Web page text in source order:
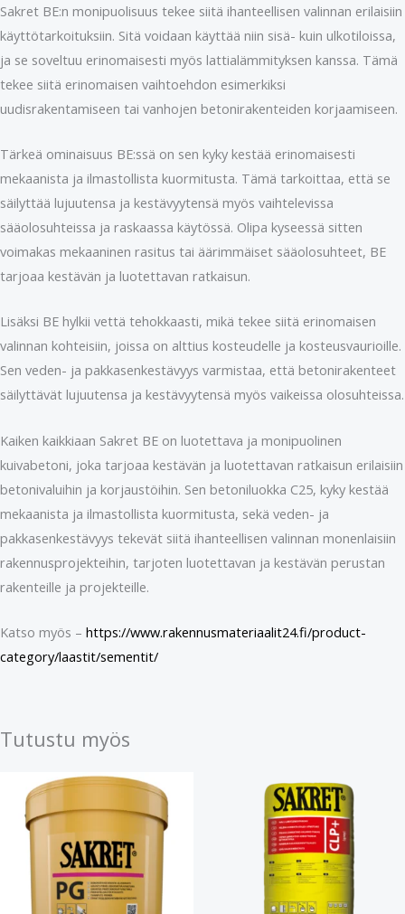
Sakret BE:n monipuolisuus tekee siitä ihanteellisen valinnan erilaisiin
käyttötarkoituksiin. Sitä voidaan käyttää niin sisä- kuin ulkotiloissa,
ja se soveltuu erinomaisesti myös lattialämmityksen kanssa. Tämä
tekee siitä erinomaisen vaihtoehdon esimerkiksi
uudisrakentamiseen tai vanhojen betonirakenteiden korjaamiseen.
Tärkeä ominaisuus BE:ssä on sen kyky kestää erinomaisesti
mekaanista ja ilmastollista kuormitusta. Tämä tarkoittaa, että se
säilyttää lujuutensa ja kestävyytensä myös vaihtelevissa
sääolosuhteissa ja raskaassa käytössä. Olipa kyseessä sitten
voimakas mekaaninen rasitus tai äärimmäiset sääolosuhteet, BE
tarjoaa kestävän ja luotettavan ratkaisun.
Lisäksi BE hylkii vettä tehokkaasti, mikä tekee siitä erinomaisen
valinnan kohteisiin, joissa on alttius kosteudelle ja kosteusvaurioille.
Sen veden- ja pakkasenkestävyys varmistaa, että betonirakenteet
säilyttävät lujuutensa ja kestävyytensä myös vaikeissa olosuhteissa.
Kaiken kaikkiaan Sakret BE on luotettava ja monipuolinen
kuivabetoni, joka tarjoaa kestävän ja luotettavan ratkaisun erilaisiin
betonivaluihin ja korjaustöihin. Sen betoniluokka C25, kyky kestää
mekaanista ja ilmastollista kuormitusta, sekä veden- ja
pakkasenkestävyys tekevät siitä ihanteellisen valinnan monenlaisiin
rakennusprojekteihin, tarjoten luotettavan ja kestävän perustan
rakenteille ja projekteille.
Katso myös – https://www.rakennusmateriaalit24.fi/product-
category/laastit/sementit/
Tutustu myös